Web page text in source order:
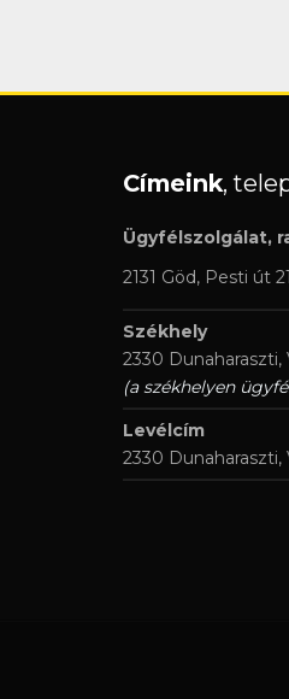
Címeink,
Ügyfélszolgálat,
2131 Göd, Pesti út
Székhely
2330 Dunaharaszti,
(a székhelyen
Levélcím
2330 Dunaharaszti,